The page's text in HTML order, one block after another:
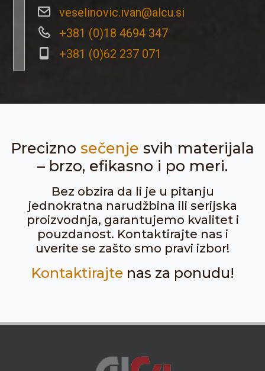
veselinovic.ivan@alcu.si
+381 (0)18 4694 347
+381 (0)62 237 071
Precizno sečenje svih materijala
– brzo, efikasno i po meri.
Bez obzira da li je u pitanju
jednokratna narudžbina ili serijska
proizvodnja, garantujemo kvalitet i
pouzdanost. Kontaktirajte nas i
uverite se zašto smo pravi izbor!
Kontaktirajtenas za ponudu!